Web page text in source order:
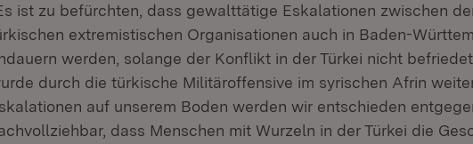
ist zu befürchten, dass gewalttätige Eskalationen zwischen
extremistischen Organisationen auch in Baden-
werden, solange der Konflikt in der Türkei nicht
durch die türkische Militäroffensive im syrischen Afrin
auf unserem Boden werden wir entschieden
dass Menschen mit Wurzeln in der Türkei die